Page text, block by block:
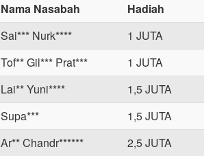
Nama Nasabah
Hadiah
Sai*** Nurk****
1 JUTA
Tof** Gil*** Prat***
1 JUTA
Lai** Yuni****
1,5 JUTA
Supa***
1,5 JUTA
Ar** Chandr****** 2,5 JUTA